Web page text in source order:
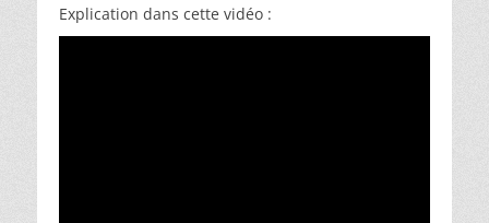
Explication dans cette vidéo :